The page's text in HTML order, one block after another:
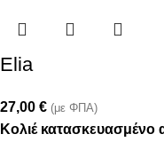
Elia
27,00 € (με ΦΠΑ)
Κολιέ κατασκευασμένο